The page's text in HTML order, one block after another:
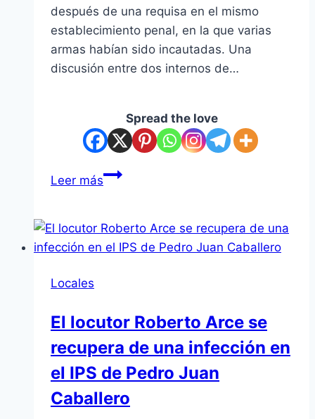
después de una requisa en el mismo
establecimiento penal, en la que varias
armas habían sido incautadas. Una
discusión entre dos internos de…
Spread the love
Leer más
Locales
El locutor Roberto Arce se
recupera de una infección en
el IPS de Pedro Juan
Caballero